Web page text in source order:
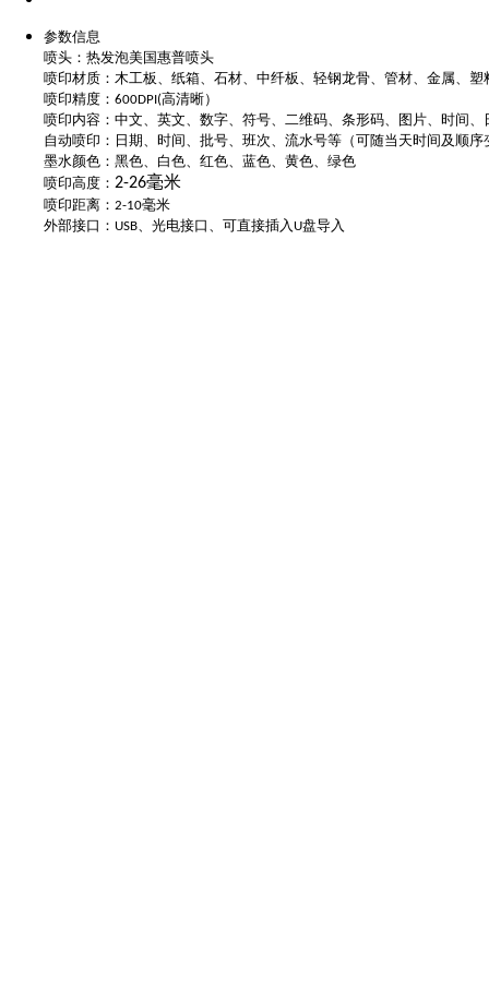
参数信息
喷头：热发泡美国惠普喷头
喷印材质：木工板、纸箱、石材、中纤板、轻钢龙骨、管材、金属、塑
喷印精度： 600DPI(高清晰）
喷印内容：中文、英文、数字、符号、二维码、条形码、图片、时间、
自动喷印：日期、时间、批号、班次、流水号等（可随当天时间及顺序
墨水颜色：黑色、白色、红色、蓝色、黄色、绿色
喷印高度： 2-26毫米
喷印距离： 2-10毫米
外部接口： USB 、光电接口、可直接插入 U盘导入